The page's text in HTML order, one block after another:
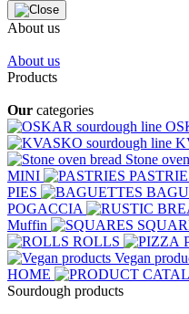
About us
About us
Products
Our categories
Stone
MINI
PIES
POGACCIA
Muffin
ROLLS
Vegan
HOME
Sourdough products